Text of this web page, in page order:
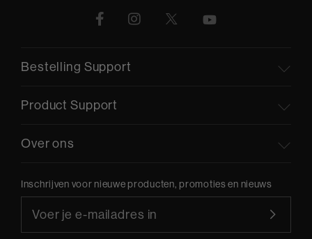
Bestelling Support
Product Support
Over ons
Inschrijven voor nieuwe producten, promoties en nieuws